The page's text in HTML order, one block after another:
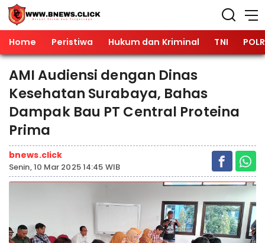
Home Peristiwa Hukum dan Kriminal TNI
AMI Audiensi dengan Dinas
Kesehatan Surabaya, Bahas
Dampak Bau PT Central Proteina
Prima
bnews.click
Senin, 10 Mar 2025 14:45 WIB